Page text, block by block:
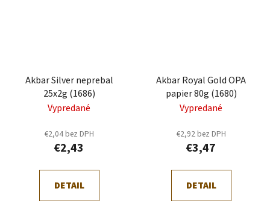
Akbar Silver neprebal
25x2g (1686)
Vypredané
€2,04 bez DPH
€2,43
DETAIL
Akbar Royal Gold OPA
papier 80g (1680)
Vypredané
€2,92 bez DPH
€3,47
DETAIL